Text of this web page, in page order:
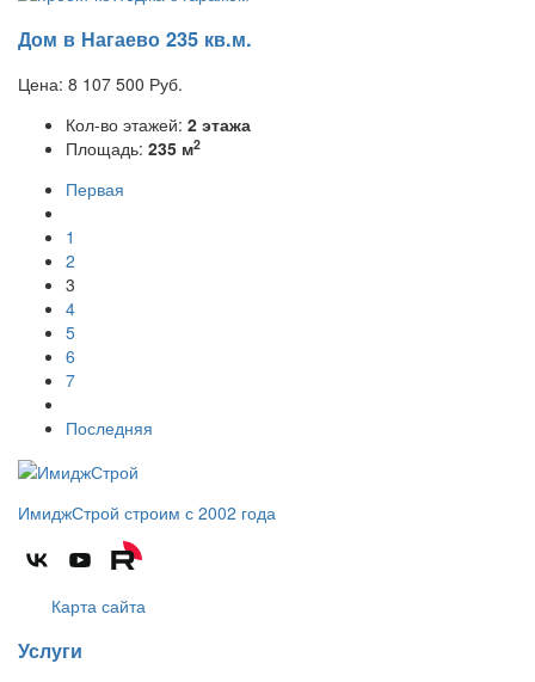
Дом в Нагаево 235 кв.м.
Цена: 8 107 500 Руб.
Кол-во этажей: 2 этажа
Площадь: 235 м2
Первая
1
2
3
4
5
6
7
Последняя
ИмиджСтрой строим с 2002 года
Карта сайта
Услуги